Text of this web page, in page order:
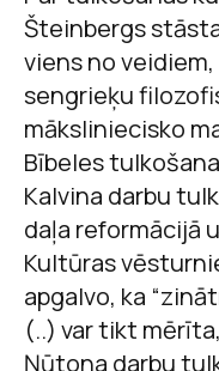
Šteinbergs
viens no
sengrieķu
māksliniecisko
Bībeles
Kalvina darbu
daļa reformācijā
Kultūras
apgalvo, ka
(..) var tikt
Ņūtona darbu